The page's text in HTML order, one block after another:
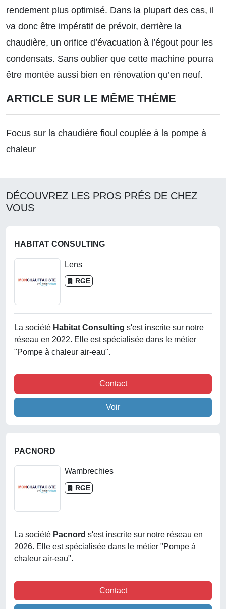
rendement plus optimisé. Dans la plupart des cas, il
va donc être impératif de prévoir, derrière la
chaudière, un orifice d’évacuation à l’égout pour les
condensats. Sans oublier que cette machine pourra
être montée aussi bien en rénovation qu’en neuf.
ARTICLE SUR LE MÊME THÈME
Focus sur la chaudière fioul couplée à la pompe à
chaleur
DÉCOUVREZ LES PROS PRÉS DE CHEZ
VOUS
HABITAT CONSULTING
Lens
RGE
La société Habitat Consulting s'est inscrite sur notre
réseau en 2022. Elle est spécialisée dans le métier
"Pompe à chaleur air-eau".
Contact
Voir
PACNORD
Wambrechies
RGE
La société Pacnord s'est inscrite sur notre réseau en
2026. Elle est spécialisée dans le métier "Pompe à
chaleur air-eau".
Contact